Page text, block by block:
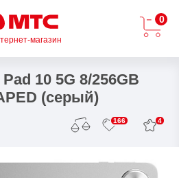
магазин
0
10 5G 8/256GB
(серый)
166 4